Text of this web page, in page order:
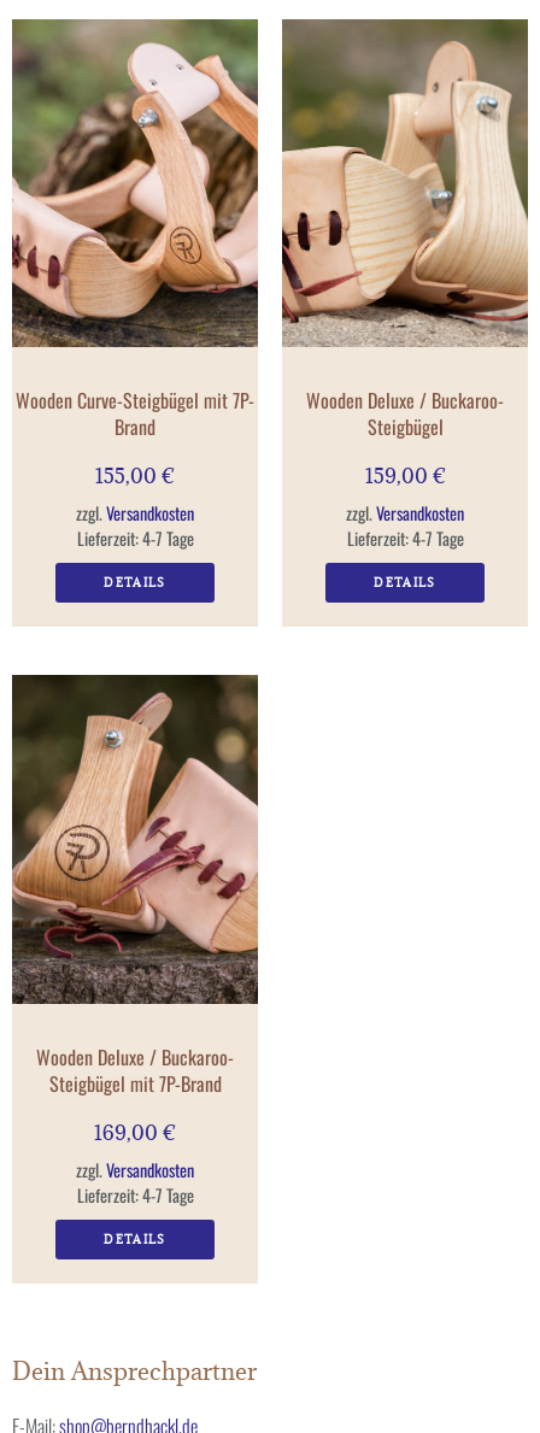
Wooden Curve-Steigbügel mit 7P-
Brand
155,00 €
zzgl.Versandkosten
Lieferzeit:4-7 Tage
DETAILS
Wooden Deluxe / Buckaroo-
Steigbügel
159,00 €
zzgl.Versandkosten
Lieferzeit:4-7 Tage
DETAILS
Wooden Deluxe / Buckaroo-
Steigbügel mit 7P-Brand
169,00 €
zzgl.Versandkosten
Lieferzeit:4-7 Tage
DETAILS
Dein Ansprechpartner
E-Mail:shop@berndhackl.de